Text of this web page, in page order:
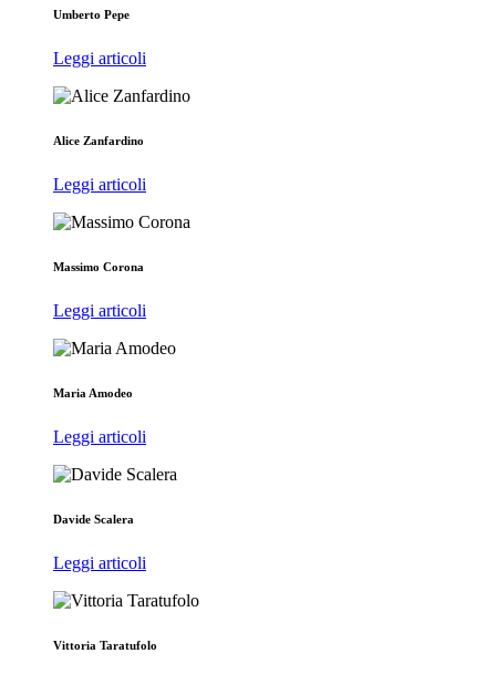
Umberto Pepe
Leggi articoli
Alice Zanfardino
Leggi articoli
Massimo Corona
Leggi articoli
Maria Amodeo
Leggi articoli
Davide Scalera
Leggi articoli
Vittoria Taratufolo